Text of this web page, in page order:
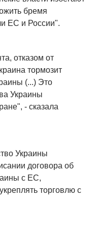
бремя
ЕС и России".
отказом от
тормозит
(...) Это
Украины
- сказала
Украины
договора об
с ЕС,
торговлю с